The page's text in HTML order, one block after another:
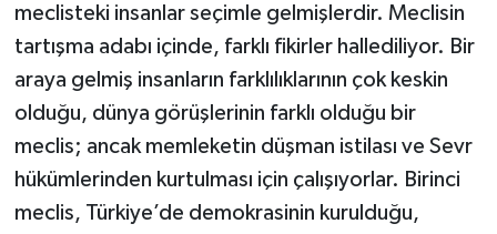
meclisteki insanlar seçimle gelmişlerdir. Meclisin
tartışma adabı içinde, farklı fikirler hallediliyor. Bir
araya gelmiş insanların farklılıklarının çok keskin
olduğu, dünya görüşlerinin farklı olduğu bir
meclis; ancak memleketin düşman istilası ve Sevr
hükümlerinden kurtulması için çalışıyorlar. Birinci
meclis, Türkiye’de demokrasinin kurulduğu,